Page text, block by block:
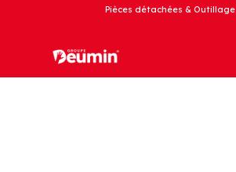
Pièces détachées & Outillage